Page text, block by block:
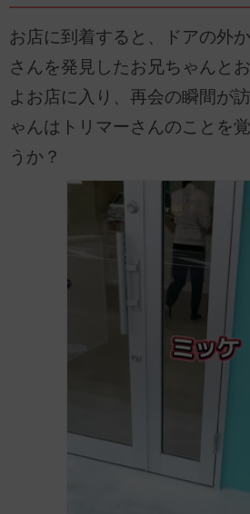
お店に到着すると、ドアの外
さんを発見したお兄ちゃんと
よお店に入り、再会の瞬間が
ゃんはトリマーさんのことを
うか？